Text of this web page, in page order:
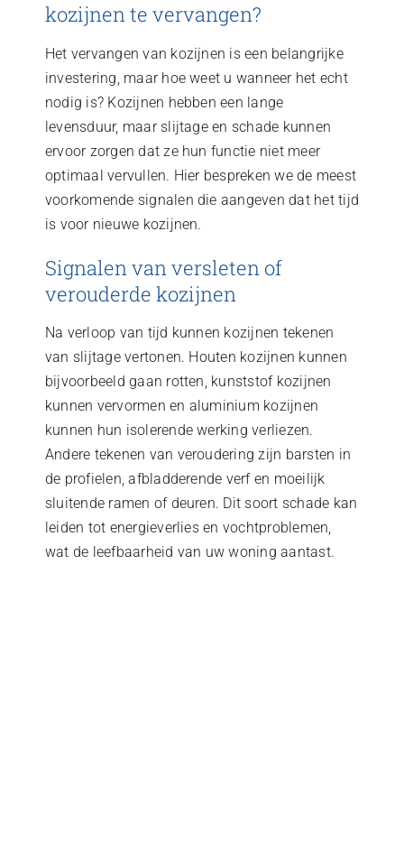
kozijnen te vervangen?
Het vervangen van kozijnen is een belangrijke
investering, maar hoe weet u wanneer het echt
nodig is? Kozijnen hebben een lange
levensduur, maar slijtage en schade kunnen
ervoor zorgen dat ze hun functie niet meer
optimaal vervullen. Hier bespreken we de meest
voorkomende signalen die aangeven dat het tijd
is voor nieuwe kozijnen.
Signalen van versleten of
verouderde kozijnen
Na verloop van tijd kunnen kozijnen tekenen
van slijtage vertonen. Houten kozijnen kunnen
bijvoorbeeld gaan rotten, kunststof kozijnen
kunnen vervormen en aluminium kozijnen
kunnen hun isolerende werking verliezen.
Andere tekenen van veroudering zijn barsten in
de profielen, afbladderende verf en moeilijk
sluitende ramen of deuren. Dit soort schade kan
leiden tot energieverlies en vochtproblemen,
wat de leefbaarheid van uw woning aantast.